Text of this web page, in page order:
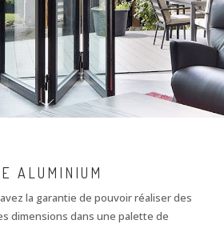
ALUMINIUM
la garantie de pouvoir réaliser des
dimensions dans une palette de